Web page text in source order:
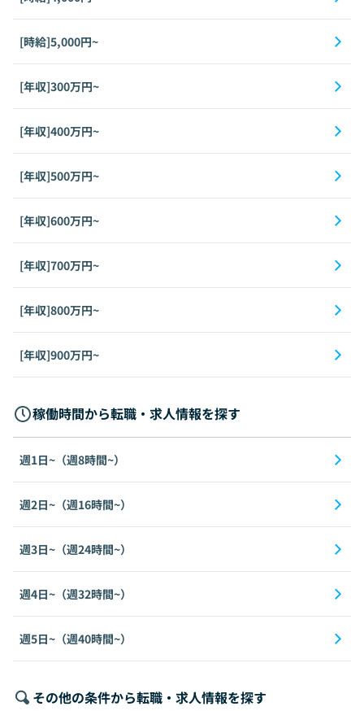
[時給]5,000円~
[年収]300万円~
[年収]400万円~
[年収]500万円~
[年収]600万円~
[年収]700万円~
[年収]800万円~
[年収]900万円~
稼働時間から転職・求人情報を探す
週1日~（週8時間~）
週2日~（週16時間~）
週3日~（週24時間~）
週4日~（週32時間~）
週5日~（週40時間~）
その他の条件から転職・求人情報を探す